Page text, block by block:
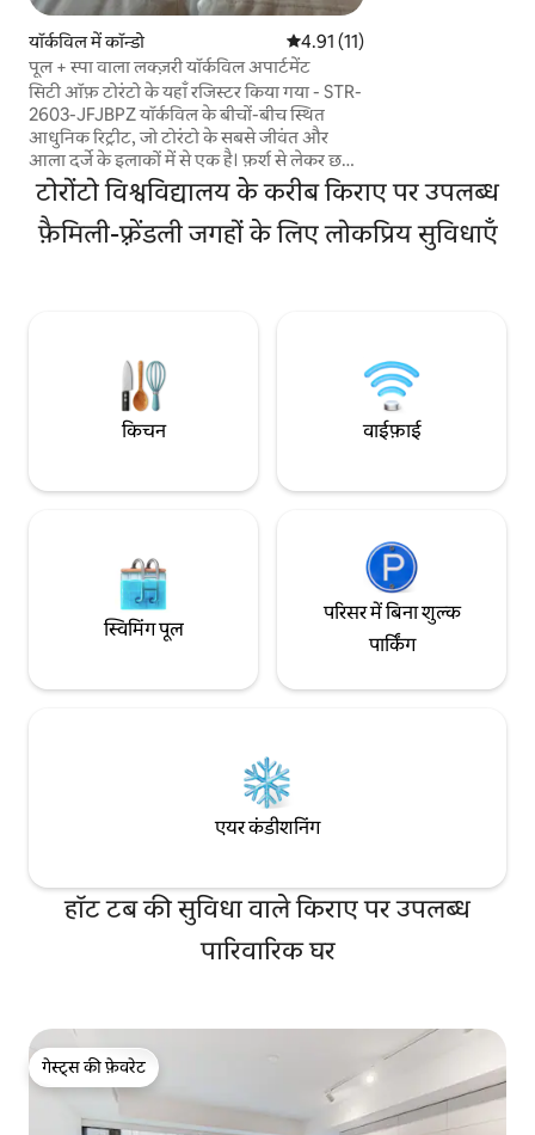
यॉर्कविल में कॉन्डो औसत रेटिंग 5 में से 4.91, 11 समीक्षाएँ
4.91 (11)
पूल + स्पा वाला लक्ज़री यॉर्कविल अपार्टमेंट
सिटी ऑफ़ टोरंटो के यहाँ रजिस्टर किया गया - STR-
2603-JFJBPZ यॉर्कविल के बीचों-बीच स्थित
आधुनिक रिट्रीट, जो टोरंटो के सबसे जीवंत और
आला दर्जे के इलाकों में से एक है। फ़र्श से लेकर छत
तक की खिड़कियाँ, आरामदायक मिनिमलिस्ट
डिज़ाइन, हाई-स्पीड वाई-फ़ाई, स्मार्ट टीवी, इन-सुईट
लॉन्ड्री और पूरी तरह सुसज्जित किचन। लग्ज़री
शॉपिंग, कैफ़े, रेस्टोरेंट, ट्रांज़िट, म्यूज़ियम,
फिर शहर में लंबे समय तक ठहरने के लिए हो।
टोरोंटो विश्वविद्यालय के करीब किराए पर उपलब्ध
फ़ैमिली-फ़्रेंडली जगहों के लिए लोकप्रिय सुविधाएँ
किचन वाईफ़ाई
स्विमिंग पूल
परिसर में बिना शुल्क
पार्किंग
एयर कंडीशनिंग
हॉट टब की सुविधा वाले किराए पर उपलब्ध
पारिवारिक घर
गेस्ट्स की फ़ेवरेट
गेस्ट्स की फ़ेवरेट